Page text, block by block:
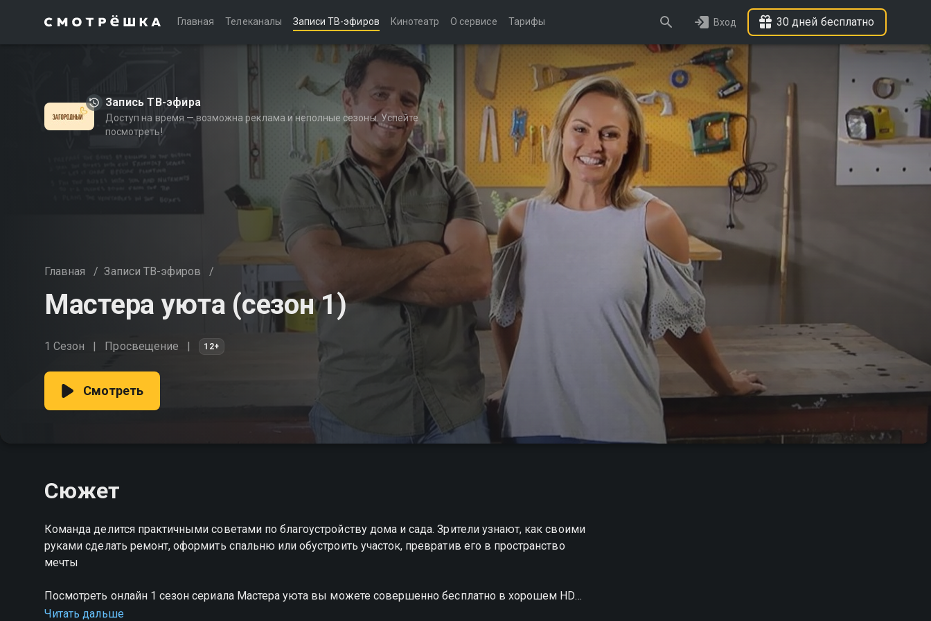
Главная Телеканалы Записи ТВ-эфиров Кинотеатр О сервисе Тарифы Вход 30 дней бесплатно
Запись ТВ-эфира
Доступ на время — возможна реклама и неполные сезоны. Успейте
посмотреть!
Главная / Записи ТВ-эфиров /
Мастера уюта (сезон 1)
1 Сезон Просвещение 12+
Смотреть
Сюжет
Команда делится практичными советами по благоустройству дома и сада. Зрители узнают, как своими
руками сделать ремонт, оформить спальню или обустроить участок, превратив его в пространство
мечты
Посмотреть онлайн 1 сезон сериала Мастера уюта вы можете совершенно бесплатно в хорошем HD
качестве на Смотрёшке
Читать дальше